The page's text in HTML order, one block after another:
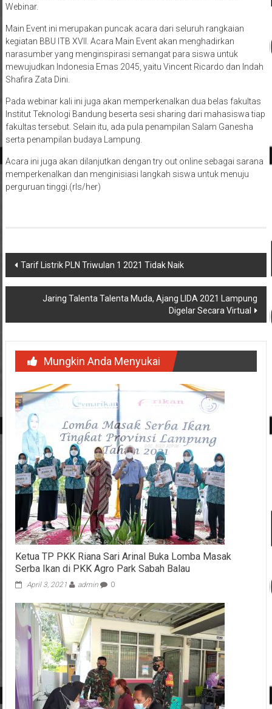
Webinar.
Main Event ini merupakan puncak acara dari seluruh rangkaian
kegiatan BBU ITB XVII. Acara Main Event akan menghadirkan
narasumber yang menginspirasi semangat para siswa untuk
mewujudkan Indonesia Emas 2045, yaitu Vincent Ricardo dan Indah
Shafira Zata Dini.
Pada webinar kali ini juga akan memperkenalkan dua belas fakultas
Institut Teknologi Bandung beserta sesi sharing dari mahasiswa tiap
fakultas tersebut. Selain itu, ada pula penampilan Salam Ganesha
serta penampilan budaya Lampung.
Acara ini juga akan dilanjutkan dengan try out online sebagai sarana
memperkenalkan dan menginisiasi langkah siswa untuk menuju
perguruan tinggi.(rls/her)
Navigasi
pos
Tarif Listrik PLN Triwulan 1 2021 Tidak Naik
Jaring Talenta Talenta Muda, Ajang LIDA 2021 Lampung
Digelar Secara Virtual
Mungkin Anda Menyukai
Ketua TP PKK Riana Sari Arinal Buka Lomba Masak
Serba Ikan di PKK Agro Park Sabah Balau
April 3, 2021 admin 0